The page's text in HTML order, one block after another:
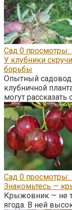
Сад 0 просмотры:
У клубники
борьбы
Опытный садовод
клубничной
могут рассказать
Сад 0 просмотры:
Знакомьтесь —
Крыжовник — не
ягода. В ней